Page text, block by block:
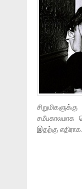
சமீபகாலமாக
இதற்கு